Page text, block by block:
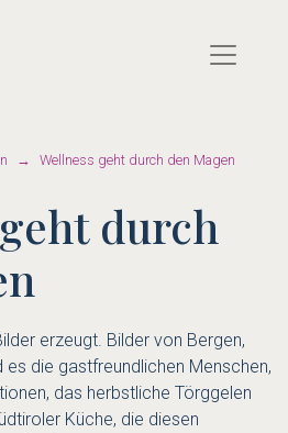
Wellness geht durch den Magen
durch
erzeugt. Bilder von Bergen,
es die gastfreundlichen Menschen,
das herbstliche Törggelen
Küche, die diesen